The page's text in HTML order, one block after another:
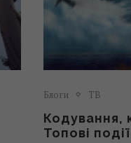
Блоги ТВ
Кодування,
Топові